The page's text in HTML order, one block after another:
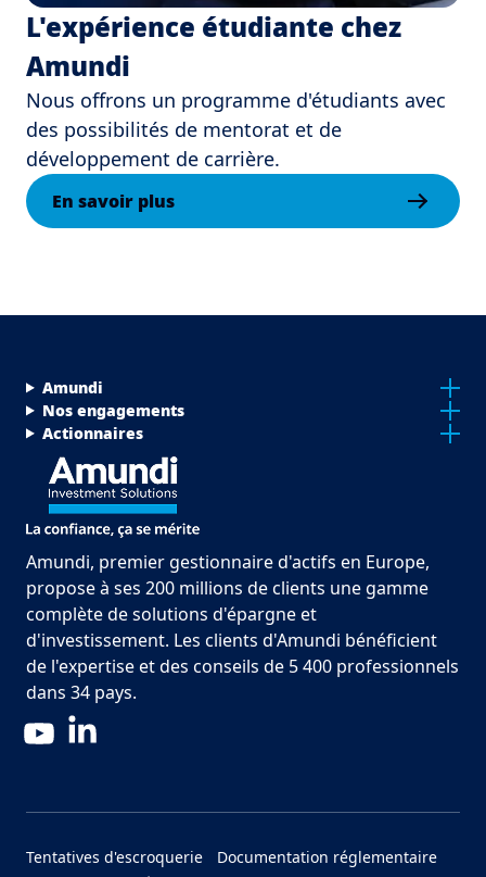
L'expérience étudiante chez
Amundi
Nous offrons un programme d'étudiants avec
des possibilités de mentorat et de
développement de carrière.
En savoir plus
Menu Footer Top
Amundi
Nos engagements
Actionnaires
Amundi, premier gestionnaire d'actifs en Europe,
propose à ses 200 millions de clients une gamme
complète de solutions d'épargne et
d'investissement. Les clients d'Amundi bénéficient
de l'expertise et des conseils de 5 400 professionnels
dans 34 pays.
YouTube
Menu Footer Bottom
Tentatives d'escroquerie
Documentation réglementaire